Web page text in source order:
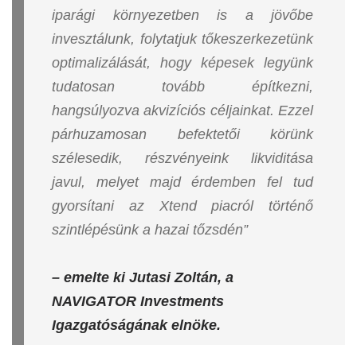
iparági környezetben is a jövőbe
invesztálunk, folytatjuk tőkeszerkezetünk
optimalizálását, hogy képesek legyünk
tudatosan tovább építkezni,
hangsúlyozva akvizíciós céljainkat. Ezzel
párhuzamosan befektetői körünk
szélesedik, részvényeink likviditása
javul, melyet majd érdemben fel tud
gyorsítani az Xtend piacról történő
szintlépésünk a hazai tőzsdén”
– emelte ki Jutasi Zoltán, a
NAVIGATOR Investments
Igazgatóságának elnöke.